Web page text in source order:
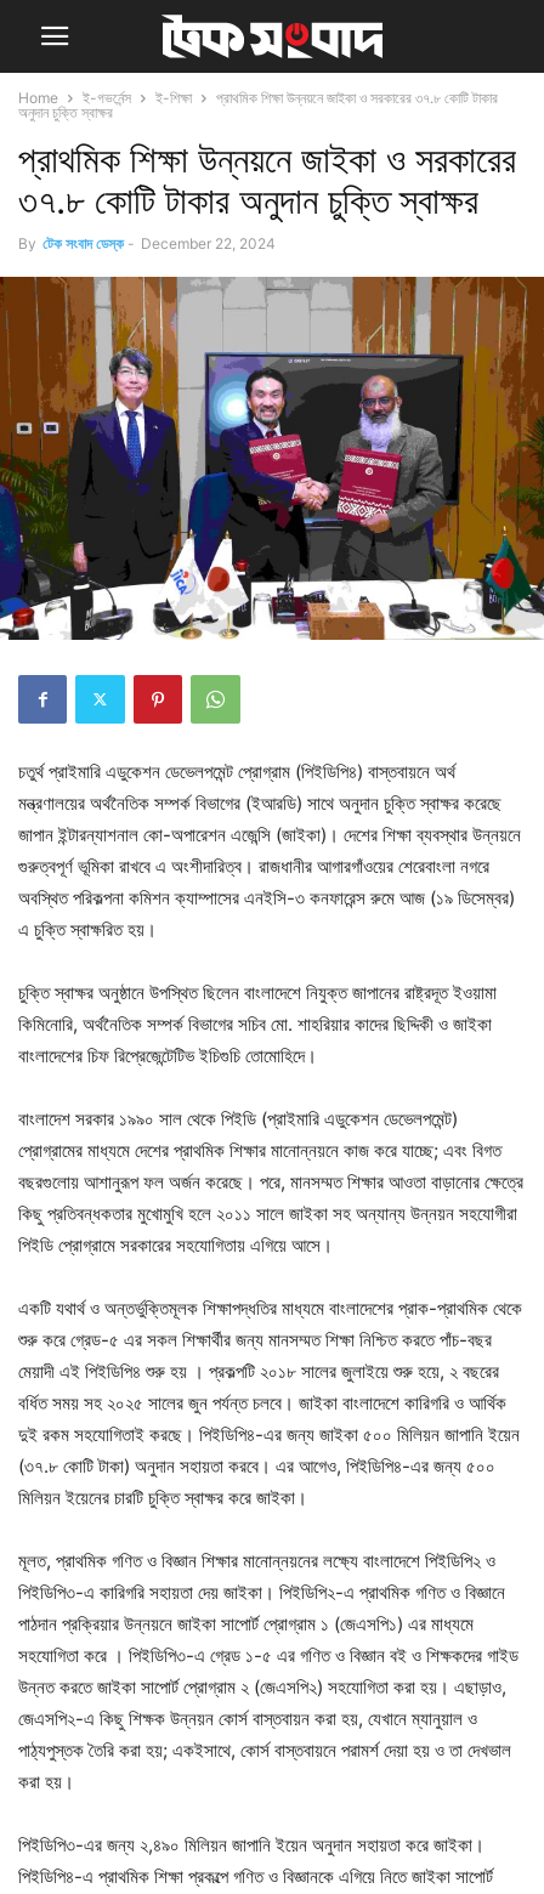
Home ই-গভর্নেন্স ই-শিক্ষা
প্রাথমিক শিক্ষা উন্নয়নে জাইকা ও সরকারের ৩৭.৮ কোটি টাকার
অনুদান চুক্তি স্বাক্ষর
প্রাথমিক শিক্ষা উন্নয়নে জাইকা ও সরকারের
৩৭.৮ কোটি টাকার অনুদান চুক্তি স্বাক্ষর
By টেক সংবাদ ডেস্ক - December 22, 2024
চতুর্থ প্রাইমারি এডুকেশন ডেভেলপমেন্ট প্রোগ্রাম (পিইডিপি৪) বাস্তবায়নে অর্থ
মন্ত্রণালয়ের অর্থনৈতিক সম্পর্ক বিভাগের (ইআরডি) সাথে অনুদান চুক্তি স্বাক্ষর করেছে
জাপান ইন্টারন্যাশনাল কো-অপারেশন এজেন্সি (জাইকা)। দেশের শিক্ষা ব্যবস্থার উন্নয়নে
গুরুত্বপূর্ণ ভূমিকা রাখবে এ অংশীদারিত্ব। রাজধানীর আগারগাঁওয়ের শেরেবাংলা নগরে
অবস্থিত পরিকল্পনা কমিশন ক্যাম্পাসের এনইসি-৩ কনফারেন্স রুমে আজ (১৯ ডিসেম্বর)
এ চুক্তি স্বাক্ষরিত হয়।
চুক্তি স্বাক্ষর অনুষ্ঠানে উপস্থিত ছিলেন বাংলাদেশে নিযুক্ত জাপানের রাষ্ট্রদূত ইওয়ামা
কিমিনোরি, অর্থনৈতিক সম্পর্ক বিভাগের সচিব মো. শাহরিয়ার কাদের ছিদ্দিকী ও জাইকা
বাংলাদেশের চিফ রিপ্রেজেন্টেটিভ ইচিগুচি তোমোহিদে।
বাংলাদেশ সরকার ১৯৯০ সাল থেকে পিইডি (প্রাইমারি এডুকেশন ডেভেলপমেন্ট)
প্রোগ্রামের মাধ্যমে দেশের প্রাথমিক শিক্ষার মানোন্নয়নে কাজ করে যাচ্ছে; এবং বিগত
বছরগুলোয় আশানুরূপ ফল অর্জন করেছে। পরে, মানসম্মত শিক্ষার আওতা বাড়ানোর ক্ষেত্রে
কিছু প্রতিবন্ধকতার মুখোমুখি হলে ২০১১ সালে জাইকা সহ অন্যান্য উন্নয়ন সহযোগীরা
পিইডি প্রোগ্রামে সরকারের সহযোগিতায় এগিয়ে আসে।
একটি যথার্থ ও অন্তর্ভুক্তিমূলক শিক্ষাপদ্ধতির মাধ্যমে বাংলাদেশের প্রাক-প্রাথমিক থেকে
শুরু করে গ্রেড-৫ এর সকল শিক্ষার্থীর জন্য মানসম্মত শিক্ষা নিশ্চিত করতে পাঁচ-বছর
মেয়াদী এই পিইডিপি৪ শুরু হয় । প্রকল্পটি ২০১৮ সালের জুলাইয়ে শুরু হয়ে, ২ বছরের
বর্ধিত সময় সহ ২০২৫ সালের জুন পর্যন্ত চলবে। জাইকা বাংলাদেশে কারিগরি ও আর্থিক
দুই রকম সহযোগিতাই করছে। পিইডিপি৪-এর জন্য জাইকা ৫০০ মিলিয়ন জাপানি ইয়েন
(৩৭.৮ কোটি টাকা) অনুদান সহায়তা করবে। এর আগেও, পিইডিপি৪-এর জন্য ৫০০
মিলিয়ন ইয়েনের চারটি চুক্তি স্বাক্ষর করে জাইকা।
মূলত, প্রাথমিক গণিত ও বিজ্ঞান শিক্ষার মানোন্নয়নের লক্ষ্যে বাংলাদেশে পিইডিপি২ ও
পিইডিপি৩-এ কারিগরি সহায়তা দেয় জাইকা। পিইডিপি২-এ প্রাথমিক গণিত ও বিজ্ঞানে
পাঠদান প্রক্রিয়ার উন্নয়নে জাইকা সাপোর্ট প্রোগ্রাম ১ (জেএসপি১) এর মাধ্যমে
সহযোগিতা করে । পিইডিপি৩-এ গ্রেড ১-৫ এর গণিত ও বিজ্ঞান বই ও শিক্ষকদের গাইড
উন্নত করতে জাইকা সাপোর্ট প্রোগ্রাম ২ (জেএসপি২) সহযোগিতা করা হয়। এছাড়াও,
জেএসপি২-এ কিছু শিক্ষক উন্নয়ন কোর্স বাস্তবায়ন করা হয়, যেখানে ম্যানুয়াল ও
পাঠ্যপুস্তক তৈরি করা হয়; একইসাথে, কোর্স বাস্তবায়নে পরামর্শ দেয়া হয় ও তা দেখভাল
করা হয়।
পিইডিপি৩-এর জন্য ২,৪৯০ মিলিয়ন জাপানি ইয়েন অনুদান সহায়তা করে জাইকা।
পিইডিপি৪-এ প্রাথমিক শিক্ষা প্রকল্পে গণিত ও বিজ্ঞানকে এগিয়ে নিতে জাইকা সাপোর্ট